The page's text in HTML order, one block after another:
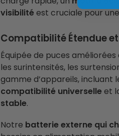
visibilité est cruciale pour
Compatibilité Étendue
Équipée de puces améliorées
les surintensités, les
gamme d’appareils, incluant
compatibilité universelle et
stable.
Notre batterie externe qui